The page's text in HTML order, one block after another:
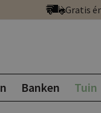
Gratis
Banken Tuin